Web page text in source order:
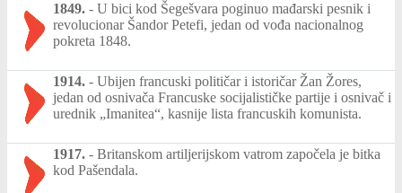
1849. - U bici kod Šegešvara poginuo mađarski pesnik i
revolucionar Šandor Petefi, jedan od vođa nacionalnog
pokreta 1848.
1914. - Ubijen francuski političar i istoričar Žan Žores,
jedan od osnivača Francuske socijalističke partije i osnivač i
urednik „Imanitea“, kasnije lista francuskih komunista.
1917. - Britanskom artiljerijskom vatrom započela je bitka
kod Pašendala.